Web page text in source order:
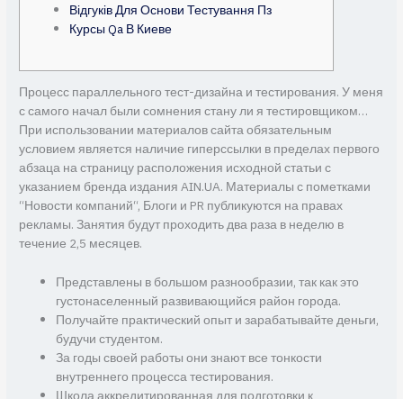
Відгуків Для Основи Тестування Пз
Курсы Qa В Киеве
Процесс параллельного тест-дизайна и тестирования. У меня
с самого начал были сомнения стану ли я тестировщиком…
При использовании материалов сайта обязательным
условием является наличие гиперссылки в пределах первого
абзаца на страницу расположения исходной статьи с
указанием бренда издания AIN.UA. Материалы с пометками
“Новости компаний“, Блоги и PR публикуются на правах
рекламы. Занятия будут проходить два раза в неделю в
течение 2,5 месяцев.
Представлены в большом разнообразии, так как это
густонаселенный развивающийся район города.
Получайте практический опыт и зарабатывайте деньги,
будучи студентом.
За годы своей работы они знают все тонкости
внутреннего процесса тестирования.